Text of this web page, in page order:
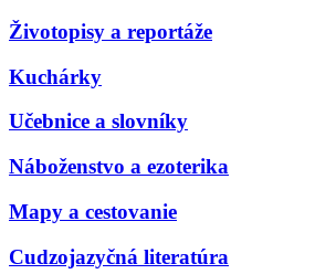
Životopisy a reportáže
Kuchárky
Učebnice a slovníky
Náboženstvo a ezoterika
Mapy a cestovanie
Cudzojazyčná literatúra